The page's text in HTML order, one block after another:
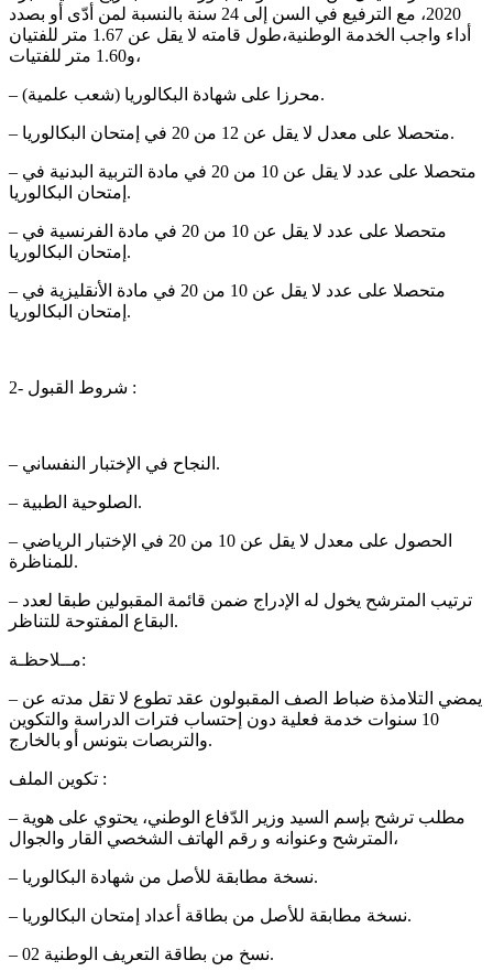
2020، مع الترفيع في السن إلى 24 سنة بالنسبة لمن أدّى أو بصدد
أداء واجب الخدمة الوطنية،طول قامته لا يقل عن 1.67 متر للفتيان
و1.60 متر للفتيات،
– محرزا على شهادة البكالوريا (شعب علمية).
– متحصلا على معدل لا يقل عن 12 من 20 في إمتحان البكالوريا.
– متحصلا على عدد لا يقل عن 10 من 20 في مادة التربية البدنية في
إمتحان البكالوريا.
– متحصلا على عدد لا يقل عن 10 من 20 في مادة الفرنسية في
إمتحان البكالوريا.
– متحصلا على عدد لا يقل عن 10 من 20 في مادة الأنقليزية في
إمتحان البكالوريا.
2- شروط القبول :
– النجاح في الإختبار النفساني.
– الصلوحية الطبية.
– الحصول على معدل لا يقل عن 10 من 20 في الإختبار الرياضي
للمناظرة.
– ترتيب المترشح يخول له الإدراج ضمن قائمة المقبولين طبقا لعدد
البقاع المفتوحة للتناظر.
مــلاحظـة:
– يمضي التلامذة ضباط الصف المقبولون عقد تطوع لا تقل مدته عن
10 سنوات خدمة فعلية دون إحتساب فترات الدراسة والتكوين
والتربصات بتونس أو بالخارج.
تكوين الملف :
– مطلب ترشح بإسم السيد وزير الدّفاع الوطني، يحتوي على هوية
المترشح وعنوانه و رقم الهاتف الشخصي القار والجوال،
– نسخة مطابقة للأصل من شهادة البكالوريا.
– نسخة مطابقة للأصل من بطاقة أعداد إمتحان البكالوريا.
– 02 نسخ من بطاقة التعريف الوطنية.